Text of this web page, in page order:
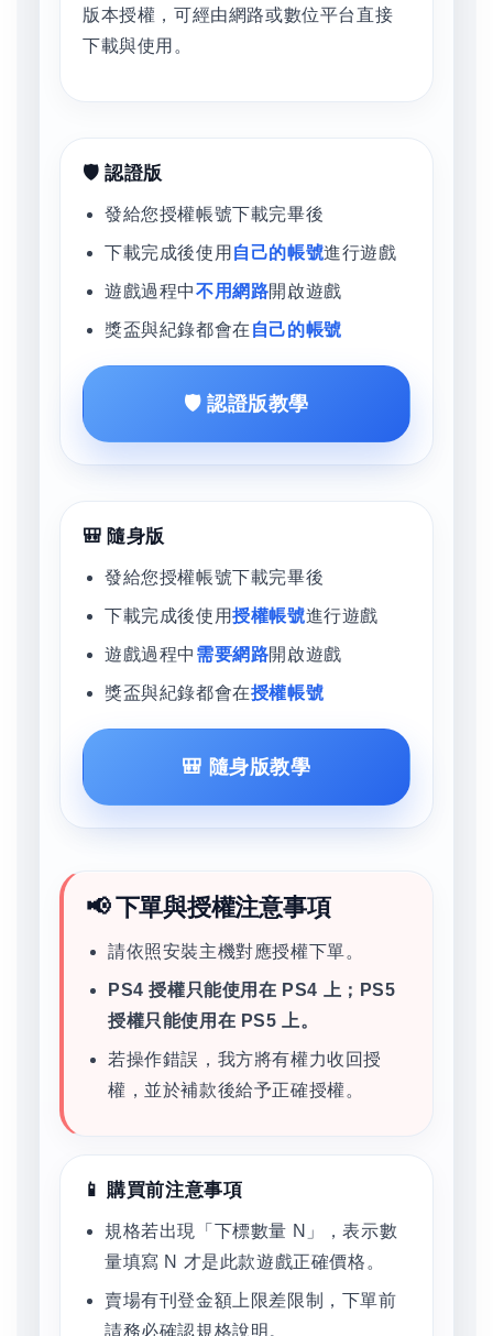
版本授權，可經由網路或數位平台直接
下載與使用。
🛡️ 認證版
發給您授權帳號下載完畢後
下載完成後使用 自己的帳號進行遊戲
遊戲過程中不用網路開啟遊戲
獎盃與紀錄都會在 自己的帳號
🛡️ 認證版教學
🎒 隨身版
發給您授權帳號下載完畢後
下載完成後使用授權帳號進行遊戲
遊戲過程中 需要網路開啟遊戲
獎盃與紀錄都會在授權帳號
🎒 隨身版教學
📢 下單與授權注意事項
請依照安裝主機對應授權下單。
PS4 授權只能使用在 PS4 上；PS5
授權只能使用在 PS5 上。
若操作錯誤，我方將有權力收回授
權，並於補款後給予正確授權。
📱 購買前注意事項
規格若出現「下標數量 N」，表示數
量填寫 N 才是此款遊戲正確價格。
賣場有刊登金額上限差限制，下單前
請務必確認規格說明。